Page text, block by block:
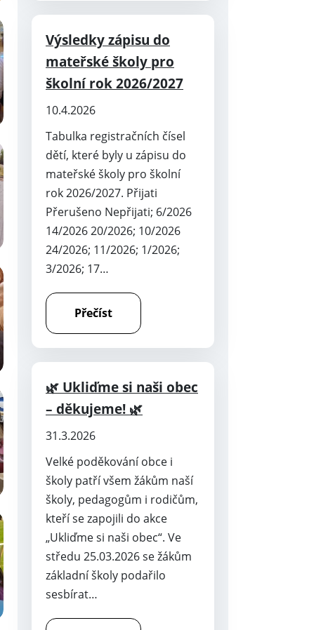
Výsledky zápisu do
mateřské školy pro
školní rok 2026/2027
10.4.2026
Tabulka registračních čísel
dětí, které byly u zápisu do
mateřské školy pro školní
rok 2026/2027. Přijati
Přerušeno Nepřijati; 6/2026
14/2026 20/2026; 10/2026
24/2026; 11/2026; 1/2026;
3/2026; 17…
Přečíst
🌿 Ukliďme si naši obec
– děkujeme! 🌿
31.3.2026
Velké poděkování obce i
školy patří všem žákům naší
školy, pedagogům i rodičům,
kteří se zapojili do akce
„Ukliďme si naši obec“. Ve
středu 25.03.2026 se žákům
základní školy podařilo
sesbírat…